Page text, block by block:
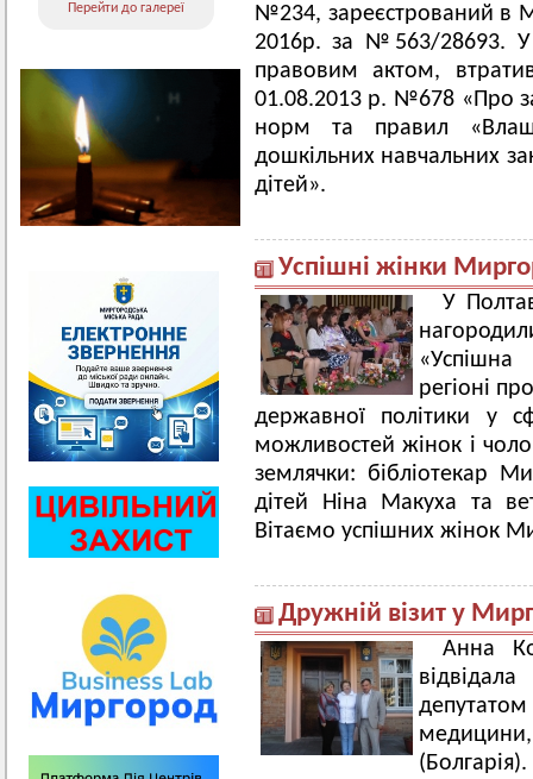
Перейти до галереї
№234, зареєстрований в
2016р. за №563/28693. У
правовим актом,
01.08.2013 р. №678 «Про
норм та правил
дошкільних навчальних
дітей».
Успішні жінки
У
регіоні
державної політики у
можливостей жінок і
землячки: бібліотекар
дітей Ніна Макуха та
Вітаємо успішних жінок
Дружній візит у
Анна
медицини,